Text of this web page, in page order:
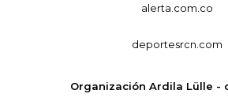
alerta.com.co
deportesrcn.com
Organización Ardila Lülle -